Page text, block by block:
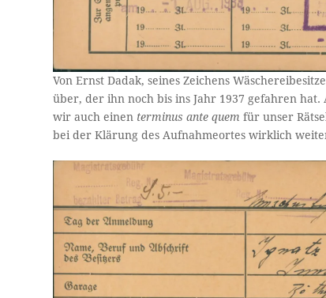
Von Ernst Dadak, seines Zeichens
über, der ihn noch bis ins Jahr 1937 gefahren
wir auch einen terminus ante quem für unser
bei der Klärung des Aufnahmeortes wirklich